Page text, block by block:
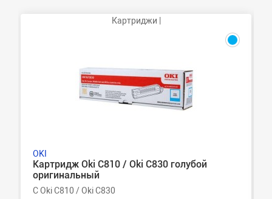
Картриджи |
OKI
Картридж Oki C810 / Oki C830 голубой
оригинальный
C Oki C810 / Oki C830